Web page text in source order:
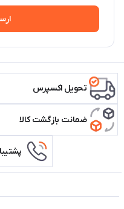
تحویل اکسپرس
ضمانت بازگشت کالا
پشتیبانی